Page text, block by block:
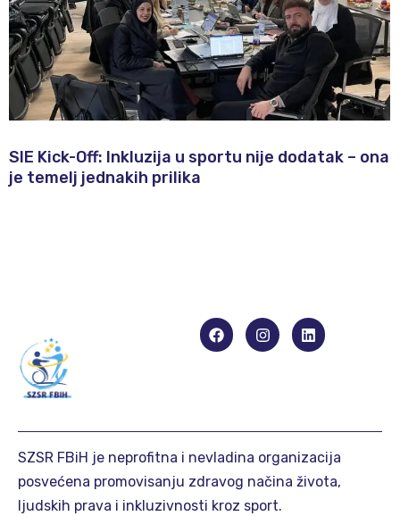
SIE Kick-Off: Inkluzija u sportu nije dodatak – ona
je temelj jednakih prilika​
SZSR FBiH je neprofitna i nevladina organizacija
posvećena promovisanju zdravog načina života,
ljudskih prava i inkluzivnosti kroz sport.